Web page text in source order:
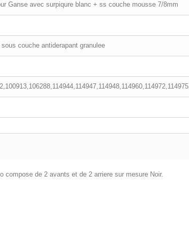
Ganse avec surpiqure blanc + ss couche mousse 7/8mm
couche antiderapant granulee
compose de 2 avants et de 2 arriere sur mesure Noir.